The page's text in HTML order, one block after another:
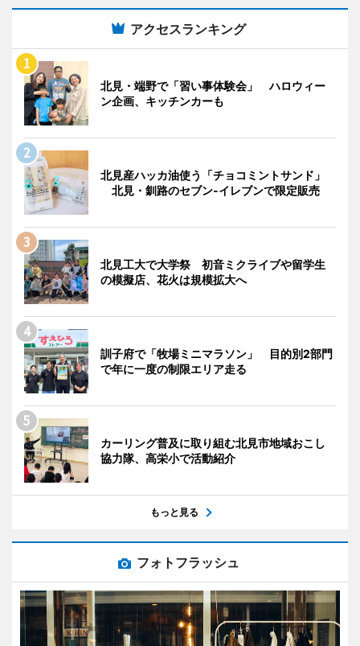
アクセスランキング
北見・端野で「習い事体験会」 ハロウィー
ン企画、キッチンカーも
北見産ハッカ油使う「チョコミントサンド」
北見・釧路のセブン-イレブンで限定販売
北見工大で大学祭 初音ミクライブや留学生
の模擬店、花火は規模拡大へ
訓子府で「牧場ミニマラソン」 目的別2部門
で年に一度の制限エリア走る
カーリング普及に取り組む北見市地域おこし
協力隊、高栄小で活動紹介
もっと見る
フォトフラッシュ